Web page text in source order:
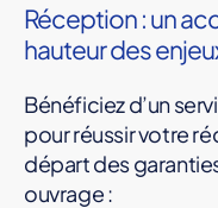
Réception : un
hauteur des
Bénéficiez d’un
pour réussir votre
départ des
ouvrage :